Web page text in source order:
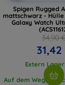
Spigen Rugged
mattschwarz -
Galaxy Watch
34,90
Extern
Auf dem Weg 1